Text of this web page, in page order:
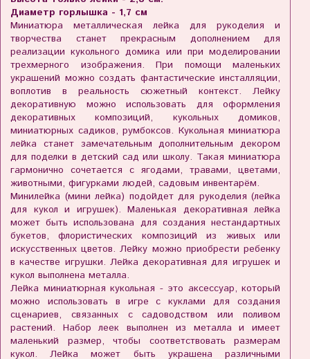
Диаметр горлышка - 1,7 см
Миниатюра металлическая лейка для рукоделия и
творчества станет прекрасным дополнением для
реализации кукольного домика или при моделировании
трехмерного изображения. При помощи маленьких
украшений можно создать фантастические инсталляции,
воплотив в реальность сюжетный контекст. Лейку
декоративную можно использовать для оформления
декоративных композиций, кукольных домиков,
миниатюрных садиков, румбоксов. Кукольная миниатюра
лейка станет замечательным дополнительным декором
для поделки в детский сад или школу. Такая миниатюра
гармонично сочетается с ягодами, травами, цветами,
животными, фигурками людей, садовым инвентарём.
Минилейка (мини лейка) подойдет для рукоделия (лейка
для кукол и игрушек). Маленькая декоративная лейка
может быть использована для создания нестандартных
букетов, флористических композиций из живых или
искусственных цветов. Лейку можно приобрести ребенку
в качестве игрушки. Лейка декоративная для игрушек и
кукол выполнена металла.
Лейка миниатюрная кукольная - это аксессуар, который
можно использовать в игре с куклами для создания
сценариев, связанных с садоводством или поливом
растений. Набор леек выполнен из металла и имеет
маленький размер, чтобы соответствовать размерам
кукол. Лейка может быть украшена различными